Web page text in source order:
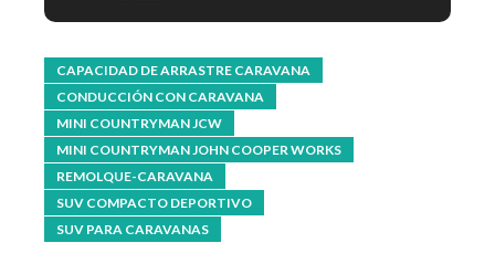
CAPACIDAD DE ARRASTRE CARAVANA
CONDUCCIÓN CON CARAVANA
MINI COUNTRYMAN JCW
MINI COUNTRYMAN JOHN COOPER WORKS
REMOLQUE-CARAVANA
SUV COMPACTO DEPORTIVO
SUV PARA CARAVANAS